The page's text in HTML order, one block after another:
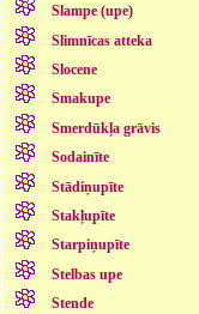
Slampe (upe)
Slimnīcas atteka
Slocene
Smakupe
Smerdūkļa grāvis
Sodainīte
Stādiņupīte
Stakļupīte
Starpiņupīte
Stelbas upe
Stende